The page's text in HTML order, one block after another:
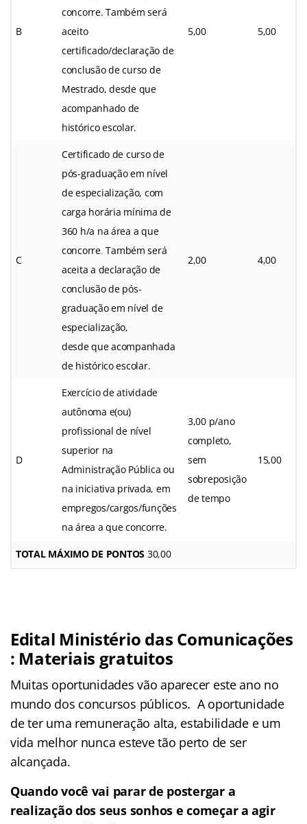
B
concorre. Também será
aceito
certificado/declaração de
conclusão de curso de
Mestrado, desde que
acompanhado de
histórico escolar.
5,00 5,00
C
Certificado de curso de
pós-graduação em nível
de especialização, com
carga horária mínima de
360 h/a na área a que
concorre.Também será
aceita a declaração de
conclusão de pós-
graduação em nível de
especialização,
desde que acompanhada
de histórico escolar.
2,00 4,00
D
Exercício de atividade
autônoma e(ou)
profissional de nível
superior na
Administração Pública ou
na iniciativa privada, em
empregos/cargos/funções
na área a que concorre.
3,00 p/ano
completo,
sem
sobreposição
de tempo
15,00
TOTAL MÁXIMO DE PONTOS 30,00
Edital Ministério das Comunicações
: Materiais gratuitos
Muitas oportunidades vão aparecer este ano no
mundo dos concursos públicos. A oportunidade
de ter uma remuneração alta, estabilidade e um
vida melhor nunca esteve tão perto de ser
alcançada.
Quando você vai parar de postergar a
realização dos seus sonhos e começar a agir